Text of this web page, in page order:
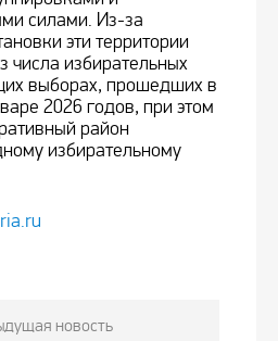
силами. Из-за
эти территории
числа избирательных
выборах, прошедших в
2026 годов, при этом
район
избирательному
ria.ru
новость